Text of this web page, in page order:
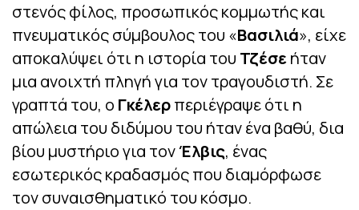
στενός φίλος, προσωπικός κομμωτής και
πνευματικός σύμβουλος του «Βασιλιά», είχε
αποκαλύψει ότι η ιστορία του Τζέσεήταν
μια ανοιχτή πληγή για τον τραγουδιστή. Σε
γραπτά του, ο Γκέλερπεριέγραψε ότι η
απώλεια του διδύμου του ήταν ένα βαθύ, δια
βίου μυστήριο για τονΈλβις, ένας
εσωτερικός κραδασμός που διαμόρφωσε
τον συναισθηματικό του κόσμο.